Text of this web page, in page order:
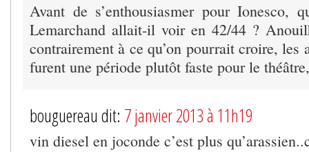
Avant de s’enthousiasmer pour Ionesco,
Lemarchand allait-il voir en 42/44 ?
contrairement à ce qu’on pourrait croire, les
furent une période plutôt faste pour le
bouguereau dit: 7 janvier 2013 à 11h19
vin diesel en joconde c’est plus